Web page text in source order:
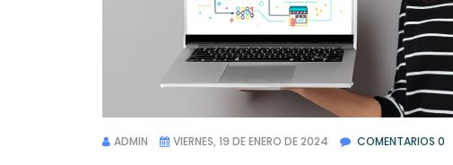
ADMIN VIERNES, 19 DE ENERO DE 2024 COMENTARIOS 0